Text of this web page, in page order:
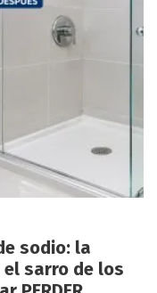
sodio: la
el sarro de los